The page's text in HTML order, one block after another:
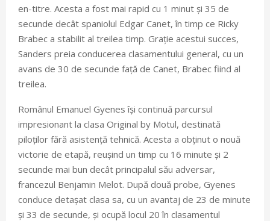
en-titre. Acesta a fost mai rapid cu 1 minut și 35 de
secunde decât spaniolul Edgar Canet, în timp ce Ricky
Brabec a stabilit al treilea timp. Grație acestui succes,
Sanders preia conducerea clasamentului general, cu un
avans de 30 de secunde față de Canet, Brabec fiind al
treilea.
Românul Emanuel Gyenes își continuă parcursul
impresionant la clasa Original by Motul, destinată
piloților fără asistență tehnică. Acesta a obținut o nouă
victorie de etapă, reușind un timp cu 16 minute și 2
secunde mai bun decât principalul său adversar,
francezul Benjamin Melot. După două probe, Gyenes
conduce detașat clasa sa, cu un avantaj de 23 de minute
și 33 de secunde, și ocupă locul 20 în clasamentul